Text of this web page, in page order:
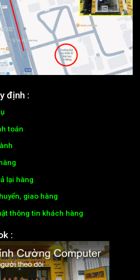
định :
toán
lại hàng
giao hàng
thông tin khách hàng
: